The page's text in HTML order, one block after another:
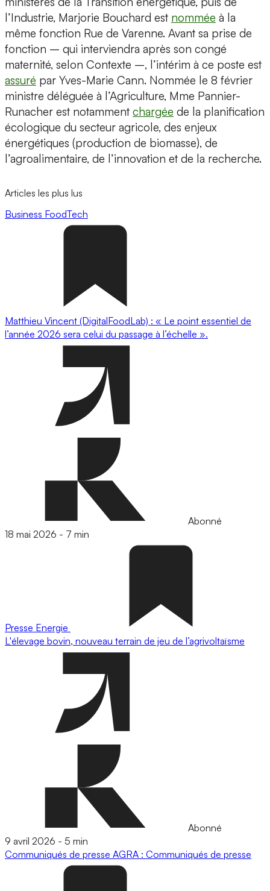
l’Industrie, Marjorie Bouchard est nommée à la
même fonction Rue de Varenne. Avant sa prise de
fonction – qui interviendra après son congé
maternité, selon Contexte –, l’intérim à ce poste est
assuré par Yves-Marie Cann. Nommée le 8 février
ministre déléguée à l’Agriculture, Mme Pannier-
Runacher est notamment chargée de la planification
écologique du secteur agricole, des enjeux
énergétiques (production de biomasse), de
l’agroalimentaire, de l’innovation et de la recherche.
Articles les plus lus
Business FoodTech
Matthieu Vincent (DigitalFoodLab) : « Le point essentiel de
l’année 2026 sera celui du passage à l’échelle ».
Abonné
18 mai 2026 - 7 min
Presse Energie
L'élevage bovin, nouveau terrain de jeu de l’agrivoltaïsme
Abonné
9 avril 2026 - 5 min
Communiqués de presse AGRA : Communiqués de presse